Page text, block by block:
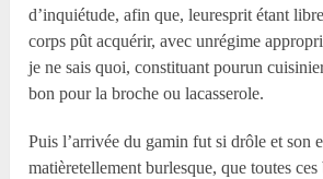
d’inquiétude, afin que, leuresprit étant
corps pût acquérir, avec unrégime
je ne sais quoi, constituant pourun
bon pour la broche ou lacasserole.
Puis l’arrivée du gamin fut si drôle et son
matièretellement burlesque, que toutes ces